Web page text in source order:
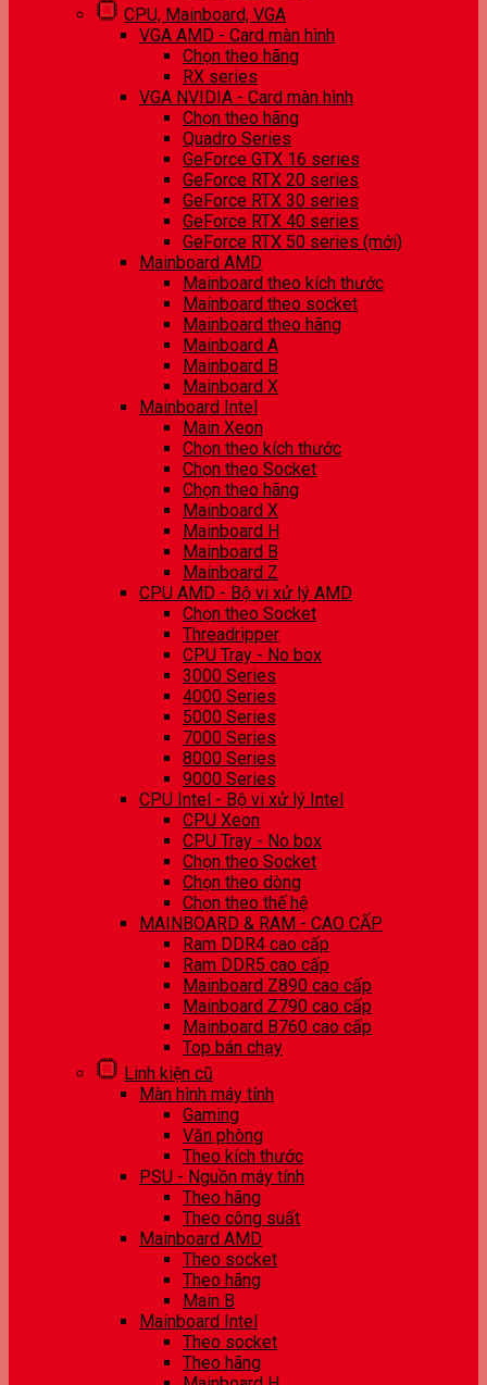
CPU, Mainboard, VGA
VGA AMD - Card màn hình
Chọn theo hãng
RX series
VGA NVIDIA - Card màn hình
Chọn theo hãng
Quadro Series
GeForce GTX 16 series
GeForce RTX 20 series
GeForce RTX 30 series
GeForce RTX 40 series
GeForce RTX 50 series (mới)
Mainboard AMD
Mainboard theo kích thước
Mainboard theo socket
Mainboard theo hãng
Mainboard A
Mainboard B
Mainboard X
Mainboard Intel
Main Xeon
Chọn theo kích thước
Chọn theo Socket
Chọn theo hãng
Mainboard X
Mainboard H
Mainboard B
Mainboard Z
CPU AMD - Bộ vi xử lý AMD
Chọn theo Socket
Threadripper
CPU Tray - No box
3000 Series
4000 Series
5000 Series
7000 Series
8000 Series
9000 Series
CPU Intel - Bộ vi xử lý Intel
CPU Xeon
CPU Tray - No box
Chọn theo Socket
Chọn theo dòng
Chọn theo thế hệ
MAINBOARD & RAM - CAO CẤP
Ram DDR4 cao cấp
Ram DDR5 cao cấp
Mainboard Z890 cao cấp
Mainboard Z790 cao cấp
Mainboard B760 cao cấp
Top bán chạy
Linh kiện cũ
Màn hình máy tính
Gaming
Văn phòng
Theo kích thước
PSU - Nguồn máy tính
Theo hãng
Theo công suất
Mainboard AMD
Theo socket
Theo hãng
Main B
Mainboard Intel
Theo socket
Theo hãng